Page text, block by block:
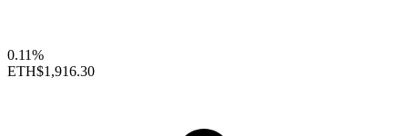
0.11%
ETH$1,916.30